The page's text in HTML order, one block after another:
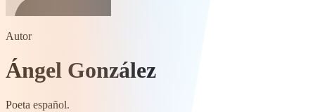
Autor
Ángel González
Poeta español.